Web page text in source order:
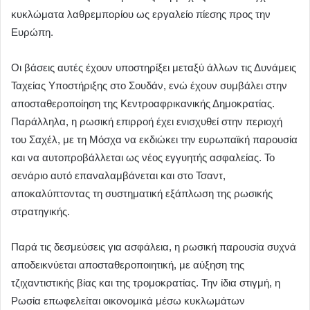
κυκλώματα λαθρεμπορίου ως εργαλείο πίεσης προς την
Ευρώπη.
Οι βάσεις αυτές έχουν υποστηρίξει μεταξύ άλλων τις Δυνάμεις
Ταχείας Υποστήριξης στο Σουδάν, ενώ έχουν συμβάλει στην
αποσταθεροποίηση της Κεντροαφρικανικής Δημοκρατίας.
Παράλληλα, η ρωσική επιρροή έχει ενισχυθεί στην περιοχή
του Σαχέλ, με τη Μόσχα να εκδιώκει την ευρωπαϊκή παρουσία
και να αυτοπροβάλλεται ως νέος εγγυητής ασφαλείας. Το
σενάριο αυτό επαναλαμβάνεται και στο Τσαντ,
αποκαλύπτοντας τη συστηματική εξάπλωση της ρωσικής
στρατηγικής.
Παρά τις δεσμεύσεις για ασφάλεια, η ρωσική παρουσία συχνά
αποδεικνύεται αποσταθεροποιητική, με αύξηση της
τζιχαντιστικής βίας και της τρομοκρατίας. Την ίδια στιγμή, η
Ρωσία επωφελείται οικονομικά μέσω κυκλωμάτων